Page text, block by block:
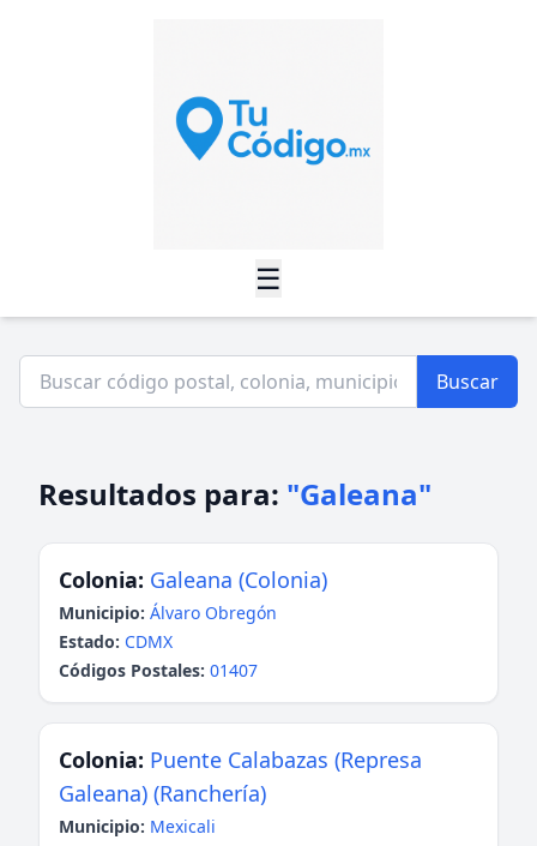
☰
Buscar
Resultados para: "Galeana"
Colonia: Galeana (Colonia)
Municipio: Álvaro Obregón
Estado: CDMX
Códigos Postales: 01407
Colonia: Puente Calabazas (Represa
Galeana) (Ranchería)
Municipio: Mexicali